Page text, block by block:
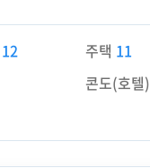
12 주택 11
콘도(호텔)